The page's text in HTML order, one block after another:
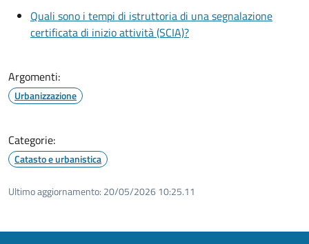
Quali sono i tempi di istruttoria di una segnalazione
certificata di inizio attività (SCIA)?
Argomenti:
Urbanizzazione
Categorie:
Catasto e urbanistica
Ultimo aggiornamento: 20/05/2026 10:25.11